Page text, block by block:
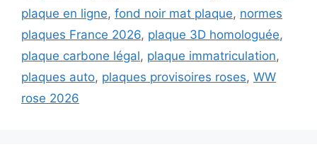
plaque en ligne, fond noir mat plaque, normes
plaques France 2026, plaque 3D homologuée,
plaque carbone légal, plaque immatriculation,
plaques auto, plaques provisoires roses, WW
rose 2026